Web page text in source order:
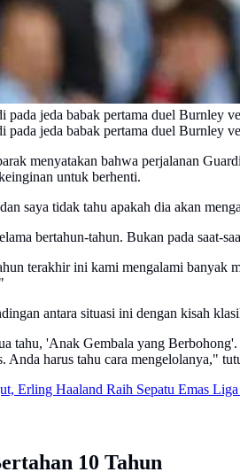
pada jeda babak pertama duel Burnley
pada jeda babak pertama duel Burnley
menyatakan bahwa perjalanan
untuk berhenti.
saya tidak tahu apakah dia akan
bertahun-tahun. Bukan pada saat-
terakhir ini kami mengalami banyak
antara situasi ini dengan kisah
tahu, 'Anak Gembala yang
Anda harus tahu cara mengelolanya,"
Erling Haaland Raih Sepatu Emas
10 Tahun